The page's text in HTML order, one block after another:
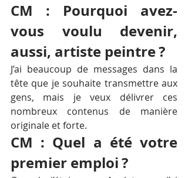
CM : Pourquoi avez-
vous voulu devenir,
aussi, artiste peintre ?
J’ai beaucoup de messages dans la
tête que je souhaite transmettre aux
gens, mais je veux délivrer ces
nombreux contenus de manière
originale et forte.
CM : Quel a été votre
premier emploi ?